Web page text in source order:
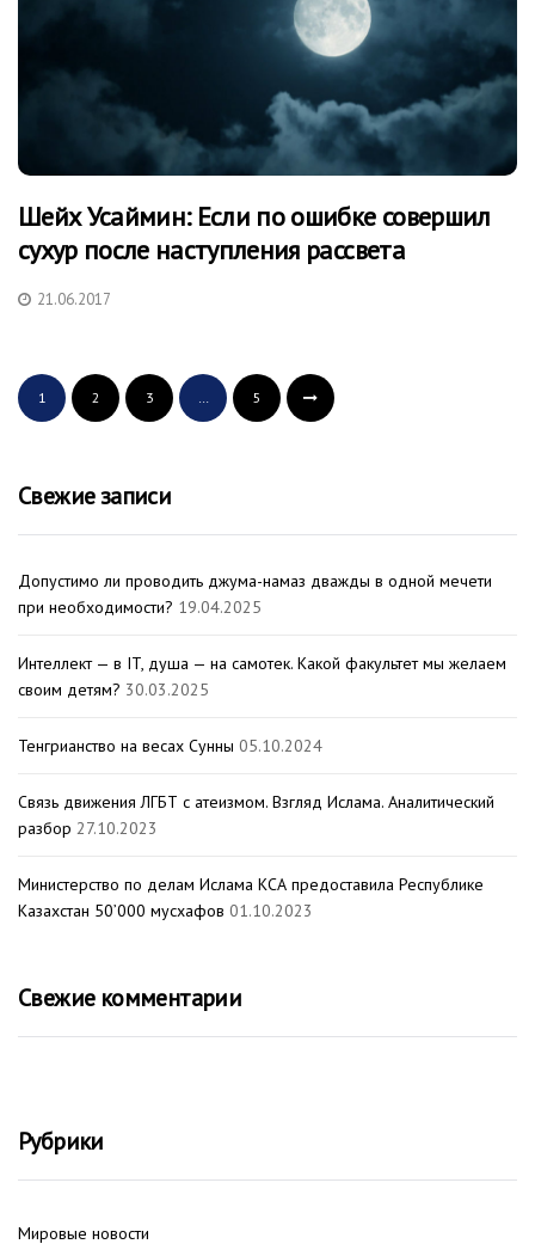
Шейх Усаймин: Если по ошибке совершил
сухур после наступления рассвета
21.06.2017
1 2 3 5
Свежие записи
Допустимо ли проводить джума-намаз дважды в одной мечети
при необходимости? 19.04.2025
Интеллект — в IT, душа — на самотек. Какой факультет мы желаем
своим детям? 30.03.2025
Тенгрианство на весах Сунны 05.10.2024
Связь движения ЛГБТ с атеизмом. Взгляд Ислама. Аналитический
разбор 27.10.2023
Министерство по делам Ислама КСА предоставила Республике
Казахстан 50’000 мусхафов 01.10.2023
Свежие комментарии
Рубрики
Мировые новости